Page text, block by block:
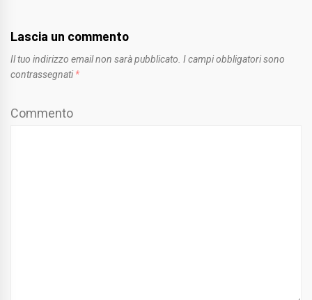
Lascia un commento
Il tuo indirizzo email non sarà pubblicato. I campi obbligatori sono
contrassegnati *
Commento